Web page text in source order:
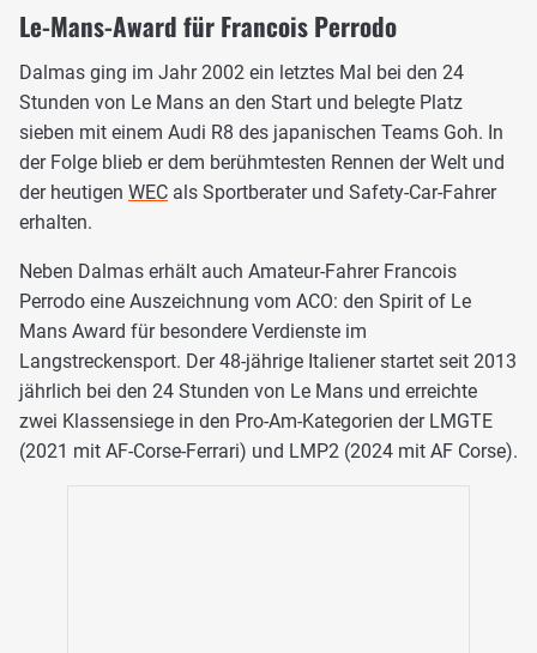
Le-Mans-Award für Francois Perrodo
Dalmas ging im Jahr 2002 ein letztes Mal bei den 24
Stunden von Le Mans an den Start und belegte Platz
sieben mit einem Audi R8 des japanischen Teams Goh. In
der Folge blieb er dem berühmtesten Rennen der Welt und
der heutigen WEC als Sportberater und Safety-Car-Fahrer
erhalten.
Neben Dalmas erhält auch Amateur-Fahrer Francois
Perrodo eine Auszeichnung vom ACO: den Spirit of Le
Mans Award für besondere Verdienste im
Langstreckensport. Der 48-jährige Italiener startet seit 2013
jährlich bei den 24 Stunden von Le Mans und erreichte
zwei Klassensiege in den Pro-Am-Kategorien der LMGTE
(2021 mit AF-Corse-Ferrari) und LMP2 (2024 mit AF Corse).